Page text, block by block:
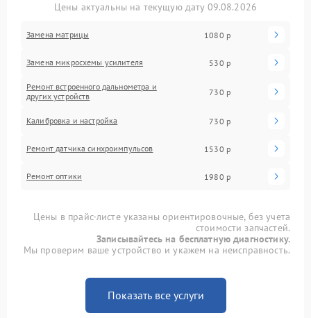
Цены актуальны на текущую дату 09.08.2026
Замена матрицы 1080 р
Замена микросхемы усилителя 530 р
Ремонт встроенного дальнометра и
других устройств
730 р
Калибровка и настройка 730 р
Ремонт датчика синхроимпульсов 1530 р
Ремонт оптики 1980 р
Цены в прайс-листе указаны ориентировочные, без учета
стоимости запчастей.
Записывайтесь на бесплатную диагностику.
Мы проверим ваше устройство и укажем на неисправность.
Показать все услуги